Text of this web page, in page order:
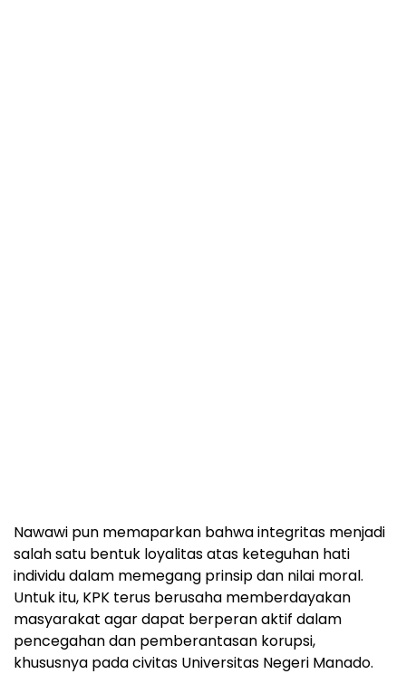
Nawawi pun memaparkan bahwa integritas menjadi
salah satu bentuk loyalitas atas keteguhan hati
individu dalam memegang prinsip dan nilai moral.
Untuk itu, KPK terus berusaha memberdayakan
masyarakat agar dapat berperan aktif dalam
pencegahan dan pemberantasan korupsi,
khususnya pada civitas Universitas Negeri Manado.